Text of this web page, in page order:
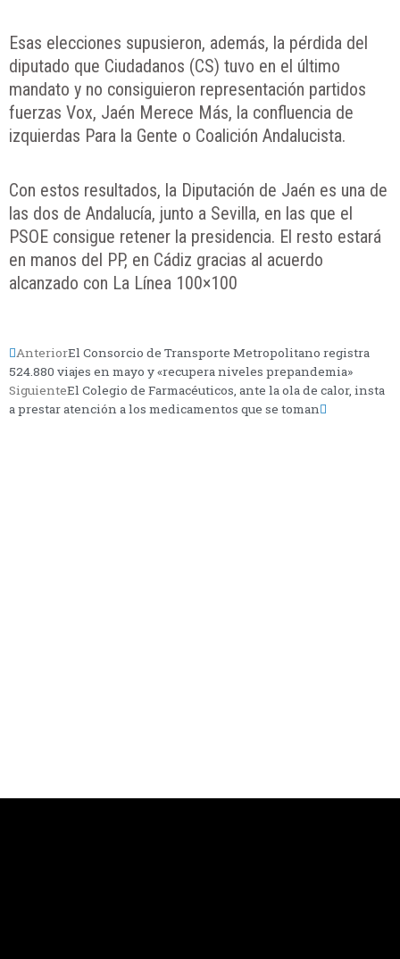
Esas elecciones supusieron, además, la pérdida del
diputado que Ciudadanos (CS) tuvo en el último
mandato y no consiguieron representación partidos
fuerzas Vox, Jaén Merece Más, la confluencia de
izquierdas Para la Gente o Coalición Andalucista.
Con estos resultados, la Diputación de Jaén es una de
las dos de Andalucía, junto a Sevilla, en las que el
PSOE consigue retener la presidencia. El resto estará
en manos del PP, en Cádiz gracias al acuerdo
alcanzado con La Línea 100×100
AnteriorEl Consorcio de Transporte Metropolitano registra
524.880 viajes en mayo y «recupera niveles prepandemia»
SiguienteEl Colegio de Farmacéuticos, ante la ola de calor, insta
a prestar atención a los medicamentos que se toman